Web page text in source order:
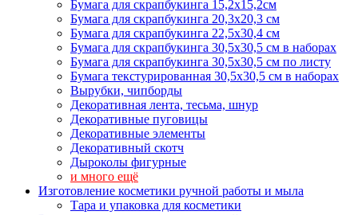
Бумага для скрапбукинга 15,2х15,2см
Бумага для скрапбукинга 20,3х20,3 см
Бумага для скрапбукинга 22,5х30,4 см
Бумага для скрапбукинга 30,5х30,5 см в наборах
Бумага для скрапбукинга 30,5х30,5 см по листу
Бумага текстурированная 30,5х30,5 см в наборах
Вырубки, чипборды
Декоративная лента, тесьма, шнур
Декоративные пуговицы
Декоративные элементы
Декоративный скотч
Дыроколы фигурные
и много ещё
Изготовление косметики ручной работы и мыла
Тара и упаковка для косметики